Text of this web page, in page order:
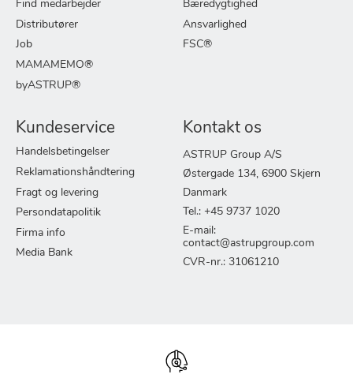
Find medarbejder
Distributører
Job
MAMAMEMO®
byASTRUP®
Bæredygtighed
Ansvarlighed
FSC®
Kundeservice
Handelsbetingelser
Reklamationshåndtering
Fragt og levering
Persondatapolitik
Firma info
Media Bank
Kontakt os
ASTRUP Group A/S
Østergade 134, 6900 Skjern
Danmark
Tel.: +45 9737 1020
E-mail:
contact@astrupgroup.com
CVR-nr.: 31061210